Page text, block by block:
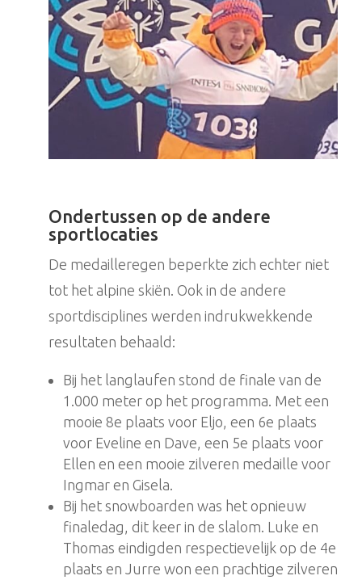
Ondertussen op de andere
sportlocaties
De medailleregen beperkte zich echter niet
tot het alpine skiën. Ook in de andere
sportdisciplines werden indrukwekkende
resultaten behaald:
Bij het langlaufen stond de finale van de
1.000 meter op het programma. Met een
mooie 8e plaats voor Eljo, een 6e plaats
voor Eveline en Dave, een 5e plaats voor
Ellen en een mooie zilveren medaille voor
Ingmar en Gisela.
Bij het snowboarden was het opnieuw
finaledag, dit keer in de slalom. Luke en
Thomas eindigden respectievelijk op de 4e
plaats en Jurre won een prachtige zilveren